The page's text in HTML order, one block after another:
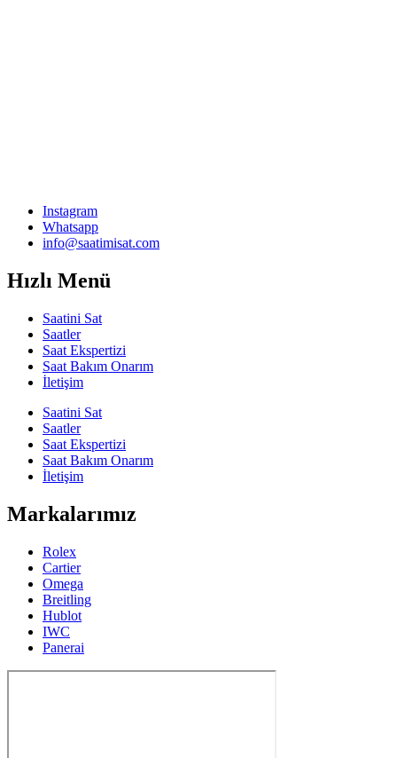
Instagram
Whatsapp
info@saatimisat.com
Hızlı Menü
Saatini Sat
Saatler
Saat Ekspertizi
Saat Bakım Onarım
İletişim
Saatini Sat
Saatler
Saat Ekspertizi
Saat Bakım Onarım
İletişim
Markalarımız
Rolex
Cartier
Omega
Breitling
Hublot
IWC
Panerai